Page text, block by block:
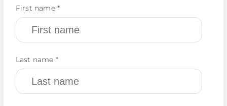
First name *
Last name *